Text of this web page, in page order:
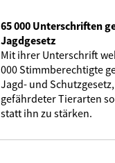
65 000 Unterschriften
Jagdgesetz
Mit ihrer Unterschrift
000 Stimmberechtigte
Jagd- und
gefährdeter Tierarten
statt ihn zu stärken.